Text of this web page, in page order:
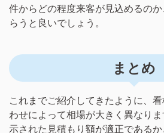
件からどの程度来客が見込めるの
らうと良いでしょう。
まとめ
これまでご紹介してきたように、
わせによって相場が大きく異なり
示された見積もり額が適正である